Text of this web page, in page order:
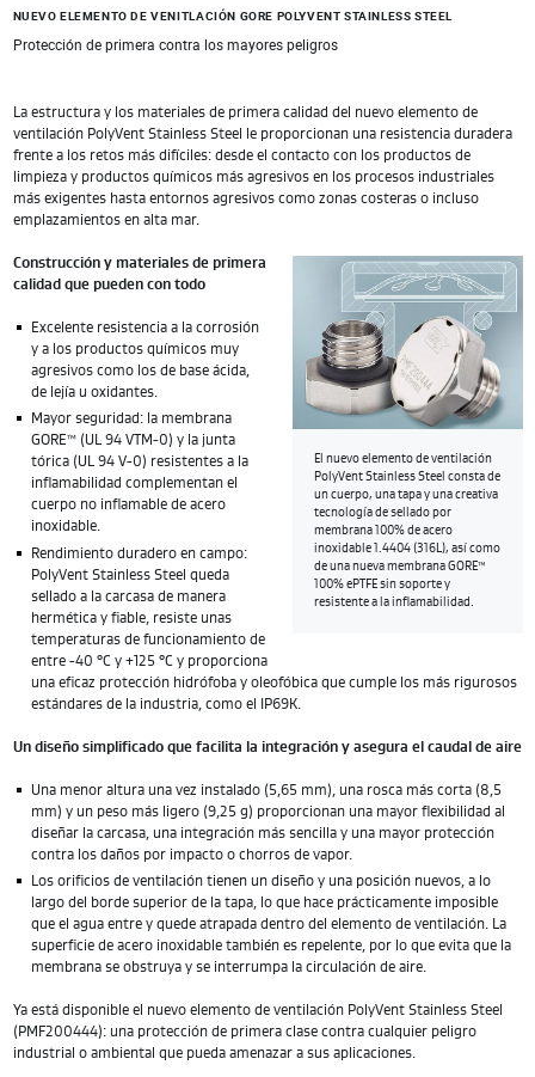
NUEVO ELEMENTO DE VENITLACIÓN GORE POLYVENT STAINLESS STEEL
Protección de primera contra los mayores peligros
La estructura y los materiales de primera calidad del nuevo elemento de
ventilación PolyVent Stainless Steel le proporcionan una resistencia duradera
frente a los retos más difíciles: desde el contacto con los productos de
limpieza y productos químicos más agresivos en los procesos industriales
más exigentes hasta entornos agresivos como zonas costeras o incluso
emplazamientos en alta mar.
El nuevo elemento de ventilación
PolyVent Stainless Steel consta de
un cuerpo, una tapa y una creativa
tecnología de sellado por
membrana 100% de acero
inoxidable 1.4404 (316L), así como
de una nueva membrana GORE™
100% ePTFE sin soporte y
resistente a la inflamabilidad.
Construcción y materiales de primera
calidad que pueden con todo
Excelente resistencia a la corrosión
y a los productos químicos muy
agresivos como los de base ácida,
de lejía u oxidantes.
Mayor seguridad: la membrana
GORE™ (UL 94 VTM-0) y la junta
tórica (UL 94 V-0) resistentes a la
inflamabilidad complementan el
cuerpo no inflamable de acero
inoxidable.
Rendimiento duradero en campo:
PolyVent Stainless Steel queda
sellado a la carcasa de manera
hermética y fiable, resiste unas
temperaturas de funcionamiento de
entre -40 °C y +125 °C y proporciona
una eficaz protección hidrófoba y oleofóbica que cumple los más rigurosos
estándares de la industria, como el IP69K.
Un diseño simplificado que facilita la integración y asegura el caudal de aire
Una menor altura una vez instalado (5,65 mm), una rosca más corta (8,5
mm) y un peso más ligero (9,25 g) proporcionan una mayor flexibilidad al
diseñar la carcasa, una integración más sencilla y una mayor protección
contra los daños por impacto o chorros de vapor.
Los orificios de ventilación tienen un diseño y una posición nuevos, a lo
largo del borde superior de la tapa, lo que hace prácticamente imposible
que el agua entre y quede atrapada dentro del elemento de ventilación. La
superficie de acero inoxidable también es repelente, por lo que evita que la
membrana se obstruya y se interrumpa la circulación de aire.
Ya está disponible el nuevo elemento de ventilación PolyVent Stainless Steel
(PMF200444): una protección de primera clase contra cualquier peligro
industrial o ambiental que pueda amenazar a sus aplicaciones.